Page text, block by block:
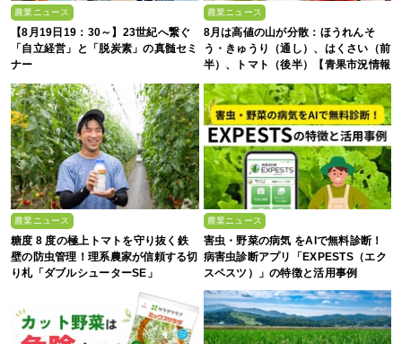
農業ニュース
【8月19日19：30～】23世紀へ繋ぐ
「自立経営」と「脱炭素」の真髄セミ
ナー
農業ニュース
8月は高値の山が分散：ほうれんそ
う・きゅうり（通し）、はくさい（前
半）、トマト（後半）【青果市況情報
アプリ「YAOYASAN」】
農業ニュース
糖度 8 度の極上トマトを守り抜く鉄
壁の防虫管理！理系農家が信頼する切
り札「ダブルシューターSE」
農業ニュース
害虫・野菜の病気 をAIで無料診断！
病害虫診断アプリ「EXPESTS（エク
スペスツ）」の特徴と活用事例